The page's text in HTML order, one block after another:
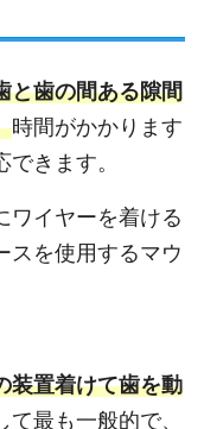
と歯の間ある隙間
時間がかかります
きます。
ワイヤーを着ける
スを使用するマウ
装置着けて歯を動
最も一般的で、